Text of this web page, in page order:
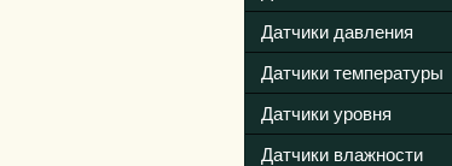
Датчики давления
Датчики температуры
Датчики уровня
Датчики влажности